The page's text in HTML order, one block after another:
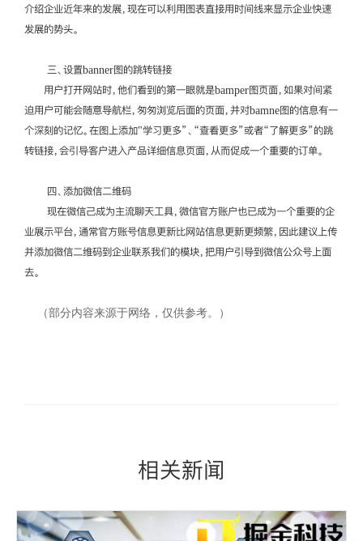
介绍企业近年来的发展，现在可以利用图表直接用时间线来显示企业快速
发展的势头。
三、设置banner图的跳转链接
用户打开网站时，他们看到的第一眼就是bamper图页面，如果对间紧
迫用户可能会随意导航栏，匆匆浏览后面的页面，并对bamne图的信息有一
个深刻的记忆。在图上添加"学习更多”、“查看更多”或者“了解更多”的跳
转链接，会引导客户进入产品详细信息页面，从而促成一个重要的订单。
四、添加微信二维码
现在微信己成为主流聊天工具，微信官方账户也已成为一个重要的企
业展示平台，通常官方账号信息更新比网站信息更新更频繁，因此建议上传
并添加微信二维码到企业联系我们的模块，把用户引导到微信公众号上面
去。
（部分内容来源于网络，仅供参考。）
相关新闻